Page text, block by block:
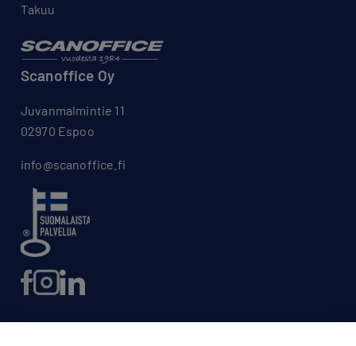
Takuu
Scanoffice Oy
Juvanmalmintie 11
02970 Espoo
info@scanoffice.fi